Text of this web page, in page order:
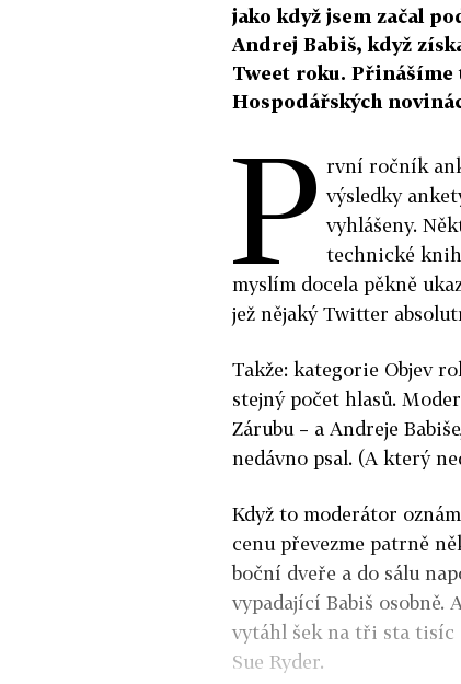
jako když jsem začal
Andrej Babiš, když
Tweet roku.
Hospodářských
P rvní ročník
výsledky
vyhlášeny.
technické
myslím docela pěkně
jež nějaký Twitter
Takže: kategorie Objev
stejný počet hlasů.
Zárubu – a Andreje
nedávno psal. (A který
Když to moderátor
cenu převezme patrně
boční dveře a do sálu
vypadající Babiš osobně.
vytáhl šek na tři sta tisíc
Sue Ryder.